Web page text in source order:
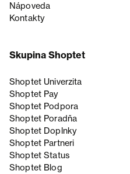
Nápoveda
Kontakty
Skupina Shoptet
Shoptet Univerzita
Shoptet Pay
Shoptet Podpora
Shoptet Poradňa
Shoptet Doplnky
Shoptet Partneri
Shoptet Status
Shoptet Blog